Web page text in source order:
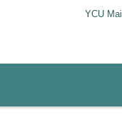
YCU Mail